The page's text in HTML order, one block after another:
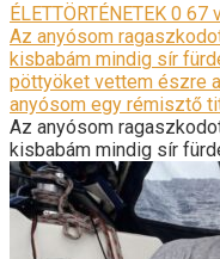
ÉLETTÖRTÉNETEK 0 67
Az anyósom
kisbabám mindig sír
pöttyöket vettem észre
anyósom egy rémisztő
Az anyósom
kisbabám mindig sír